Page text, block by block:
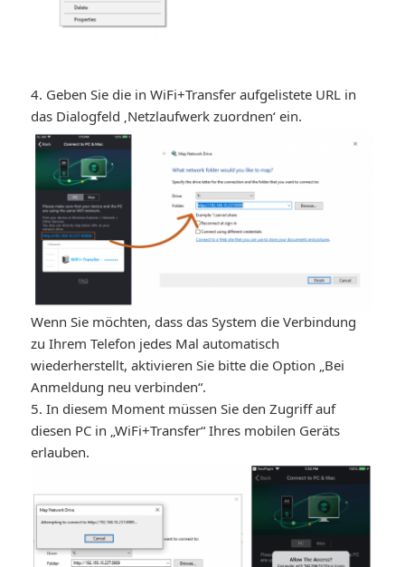
4. Geben Sie die in WiFi+Transfer aufgelistete URL in
das Dialogfeld ‚Netzlaufwerk zuordnen‘ ein.
Wenn Sie möchten, dass das System die Verbindung
zu Ihrem Telefon jedes Mal automatisch
wiederherstellt, aktivieren Sie bitte die Option „Bei
Anmeldung neu verbinden“.
5. In diesem Moment müssen Sie den Zugriff auf
diesen PC in „WiFi+Transfer“ Ihres mobilen Geräts
erlauben.